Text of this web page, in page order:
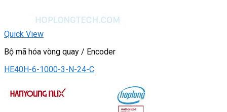
Quick View
Bộ mã hóa vòng quay / Encoder
HE40H-6-1000-3-N-24-C